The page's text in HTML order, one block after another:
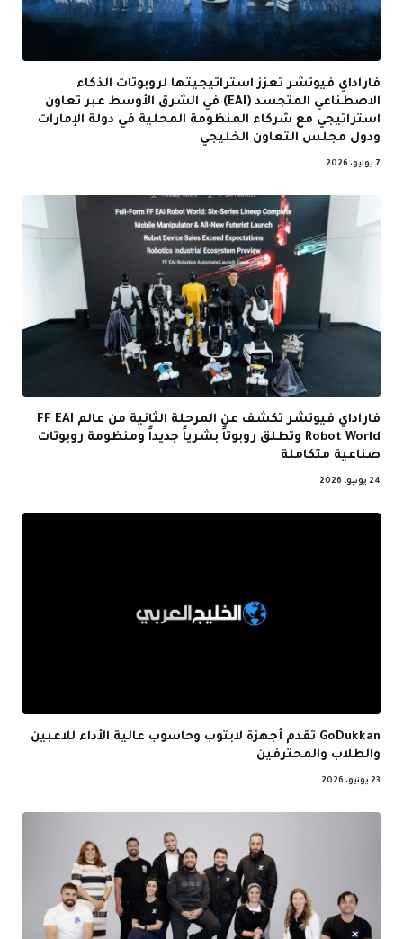
فاراداي فيوتشر تعزز استراتيجيتها لروبوتات الذكاء
الاصطناعي المتجسد (EAI) في الشرق الأوسط عبر تعاون
استراتيجي مع شركاء المنظومة المحلية في دولة الإمارات
ودول مجلس التعاون الخليجي
7 يوليو، 2026
فاراداي فيوتشر تكشف عن المرحلة الثانية من عالم FF EAI
Robot World وتطلق روبوتاً بشرياً جديداً ومنظومة روبوتات
صناعية متكاملة
24 يونيو، 2026
GoDukkan تقدم أجهزة لابتوب وحاسوب عالية الأداء للاعبين
والطلاب والمحترفين
23 يونيو، 2026